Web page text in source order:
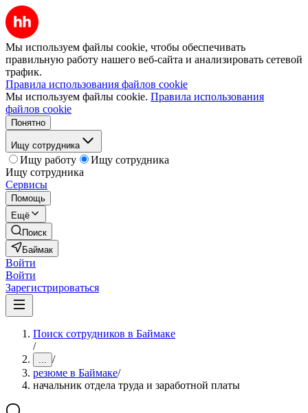
Мы используем файлы cookie, чтобы обеспечивать
правильную работу нашего веб-сайта и анализировать сетевой
трафик.
Правила использования файлов cookie
Мы используем файлы cookie. Правила использования
файлов cookie
Понятно
Ищу сотрудника
Ищу работу
Ищу сотрудника
Ищу сотрудника
Сервисы
Помощь
Ещё
Поиск
Баймак
Войти
Войти
Зарегистрироваться
Поиск сотрудников в Баймаке
/
... /
резюме в Баймаке/
начальник отдела труда и заработной платы